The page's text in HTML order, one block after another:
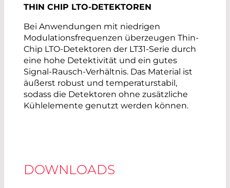
THIN CHIP LTO-DETEKTOREN
Bei Anwendungen mit niedrigen
Modulationsfrequenzen überzeugen Thin-
Chip LTO-Detektoren der LT31-Serie durch
eine hohe Detektivität und ein gutes
Signal-Rausch-Verhältnis. Das Material ist
äußerst robust und temperaturstabil,
sodass die Detektoren ohne zusätzliche
Kühlelemente genutzt werden können.
DOWNLOADS